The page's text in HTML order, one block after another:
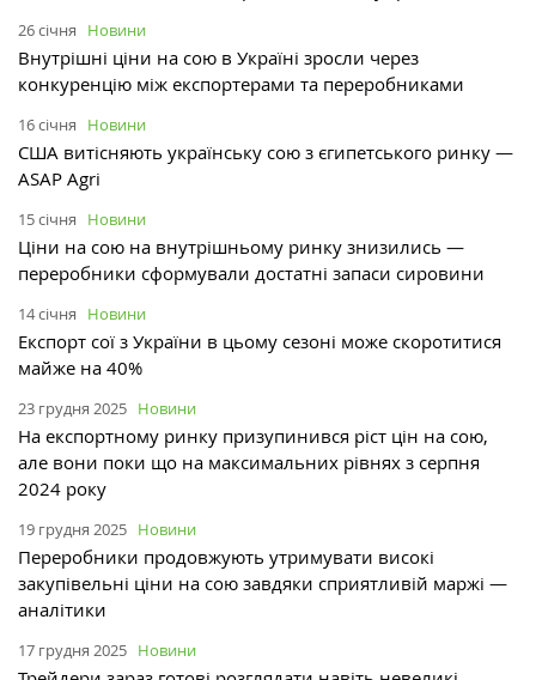
26 січня Новини
Внутрішні ціни на сою в Україні зросли через
конкуренцію між експортерами та переробниками
16 січня Новини
США витісняють українську сою з єгипетського ринку —
ASAP Agri
15 січня Новини
Ціни на сою на внутрішньому ринку знизились —
переробники сформували достатні запаси сировини
14 січня Новини
Експорт сої з України в цьому сезоні може скоротитися
майже на 40%
23 грудня 2025 Новини
На експортному ринку призупинився ріст цін на сою,
але вони поки що на максимальних рівнях з серпня
2024 року
19 грудня 2025 Новини
Переробники продовжують утримувати високі
закупівельні ціни на сою завдяки сприятливій маржі —
аналітики
17 грудня 2025 Новини